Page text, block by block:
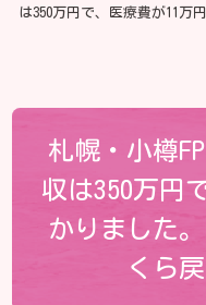
は350万円で、医療費が11万
札幌・小樽
収は350万円
かりました
くら